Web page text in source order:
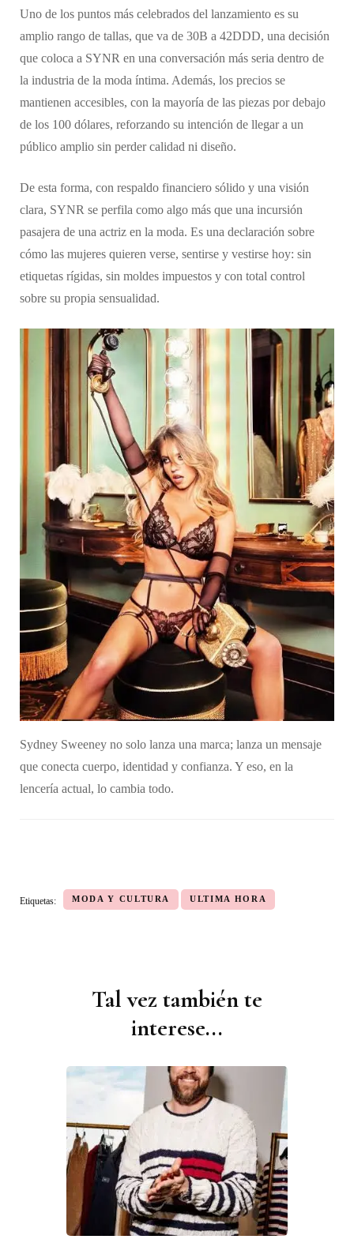
Uno de los puntos más celebrados del lanzamiento es su
amplio rango de tallas, que va de 30B a 42DDD, una decisión
que coloca a SYNR en una conversación más seria dentro de
la industria de la moda íntima. Además, los precios se
mantienen accesibles, con la mayoría de las piezas por debajo
de los 100 dólares, reforzando su intención de llegar a un
público amplio sin perder calidad ni diseño.
De esta forma, con respaldo financiero sólido y una visión
clara, SYNR se perfila como algo más que una incursión
pasajera de una actriz en la moda. Es una declaración sobre
cómo las mujeres quieren verse, sentirse y vestirse hoy: sin
etiquetas rígidas, sin moldes impuestos y con total control
sobre su propia sensualidad.
Sydney Sweeney no solo lanza una marca; lanza un mensaje
que conecta cuerpo, identidad y confianza. Y eso, en la
lencería actual, lo cambia todo.
Etiquetas: MODA Y CULTURA ULTIMA HORA
Tal vez también te
interese...